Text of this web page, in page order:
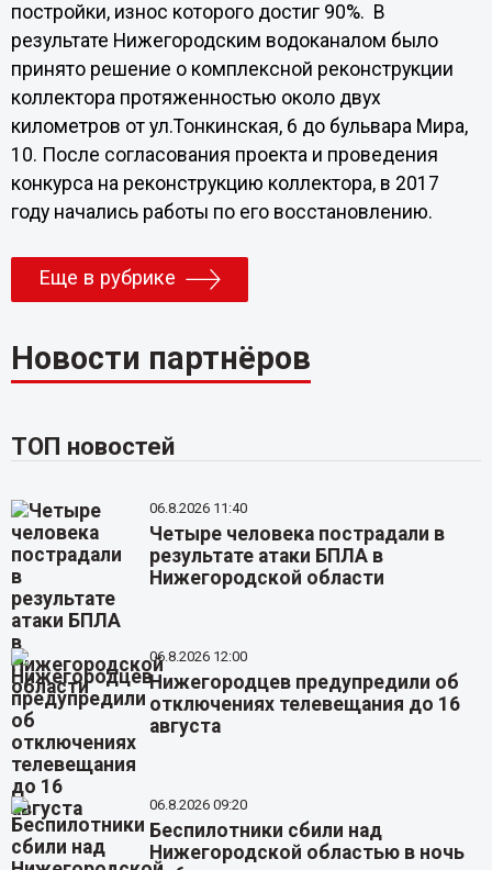
постройки, износ которого достиг 90%. В
результате Нижегородским водоканалом было
принято решение о комплексной реконструкции
коллектора протяженностью около двух
километров от ул.Тонкинская, 6 до бульвара Мира,
10. После согласования проекта и проведения
конкурса на реконструкцию коллектора, в 2017
году начались работы по его восстановлению.
Еще в рубрике
Новости партнёров
ТОП новостей
06.8.2026 11:40
Четыре человека пострадали в
результате атаки БПЛА в
Нижегородской области
06.8.2026 12:00
Нижегородцев предупредили об
отключениях телевещания до 16
августа
06.8.2026 09:20
Беспилотники сбили над
Нижегородской областью в ночь